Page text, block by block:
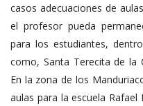
casos adecuaciones de
el profesor pueda
para los estudiantes,
como, Santa Terecita de la
En la zona de los
aulas para la escuela